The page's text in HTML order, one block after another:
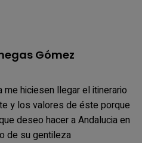
Gómez
hiciesen llegar el itinerario
y los valores de éste porque
deseo hacer a Andalucia en
de su gentileza